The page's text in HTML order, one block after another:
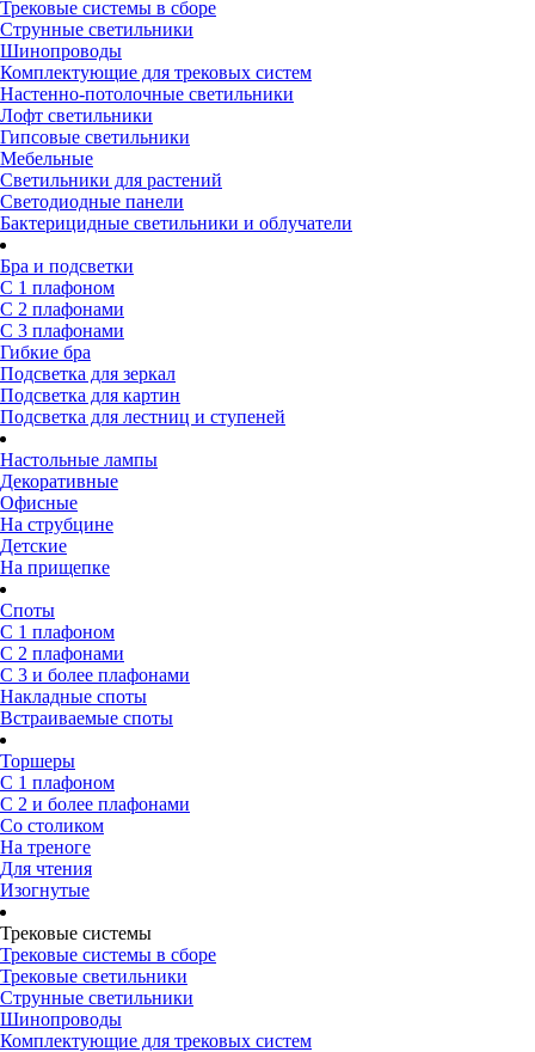
Трековые системы в сборе
Струнные светильники
Шинопроводы
Комплектующие для трековых систем
Настенно-потолочные светильники
Лофт светильники
Гипсовые светильники
Мебельные
Светильники для растений
Светодиодные панели
Бактерицидные светильники и облучатели
Бра и подсветки
С 1 плафоном
С 2 плафонами
С 3 плафонами
Гибкие бра
Подсветка для зеркал
Подсветка для картин
Подсветка для лестниц и ступеней
Настольные лампы
Декоративные
Офисные
На струбцине
Детские
На прищепке
Споты
С 1 плафоном
С 2 плафонами
С 3 и более плафонами
Накладные споты
Встраиваемые споты
Торшеры
С 1 плафоном
С 2 и более плафонами
Со столиком
На треноге
Для чтения
Изогнутые
Трековые системы
Трековые системы в сборе
Трековые светильники
Струнные светильники
Шинопроводы
Комплектующие для трековых систем